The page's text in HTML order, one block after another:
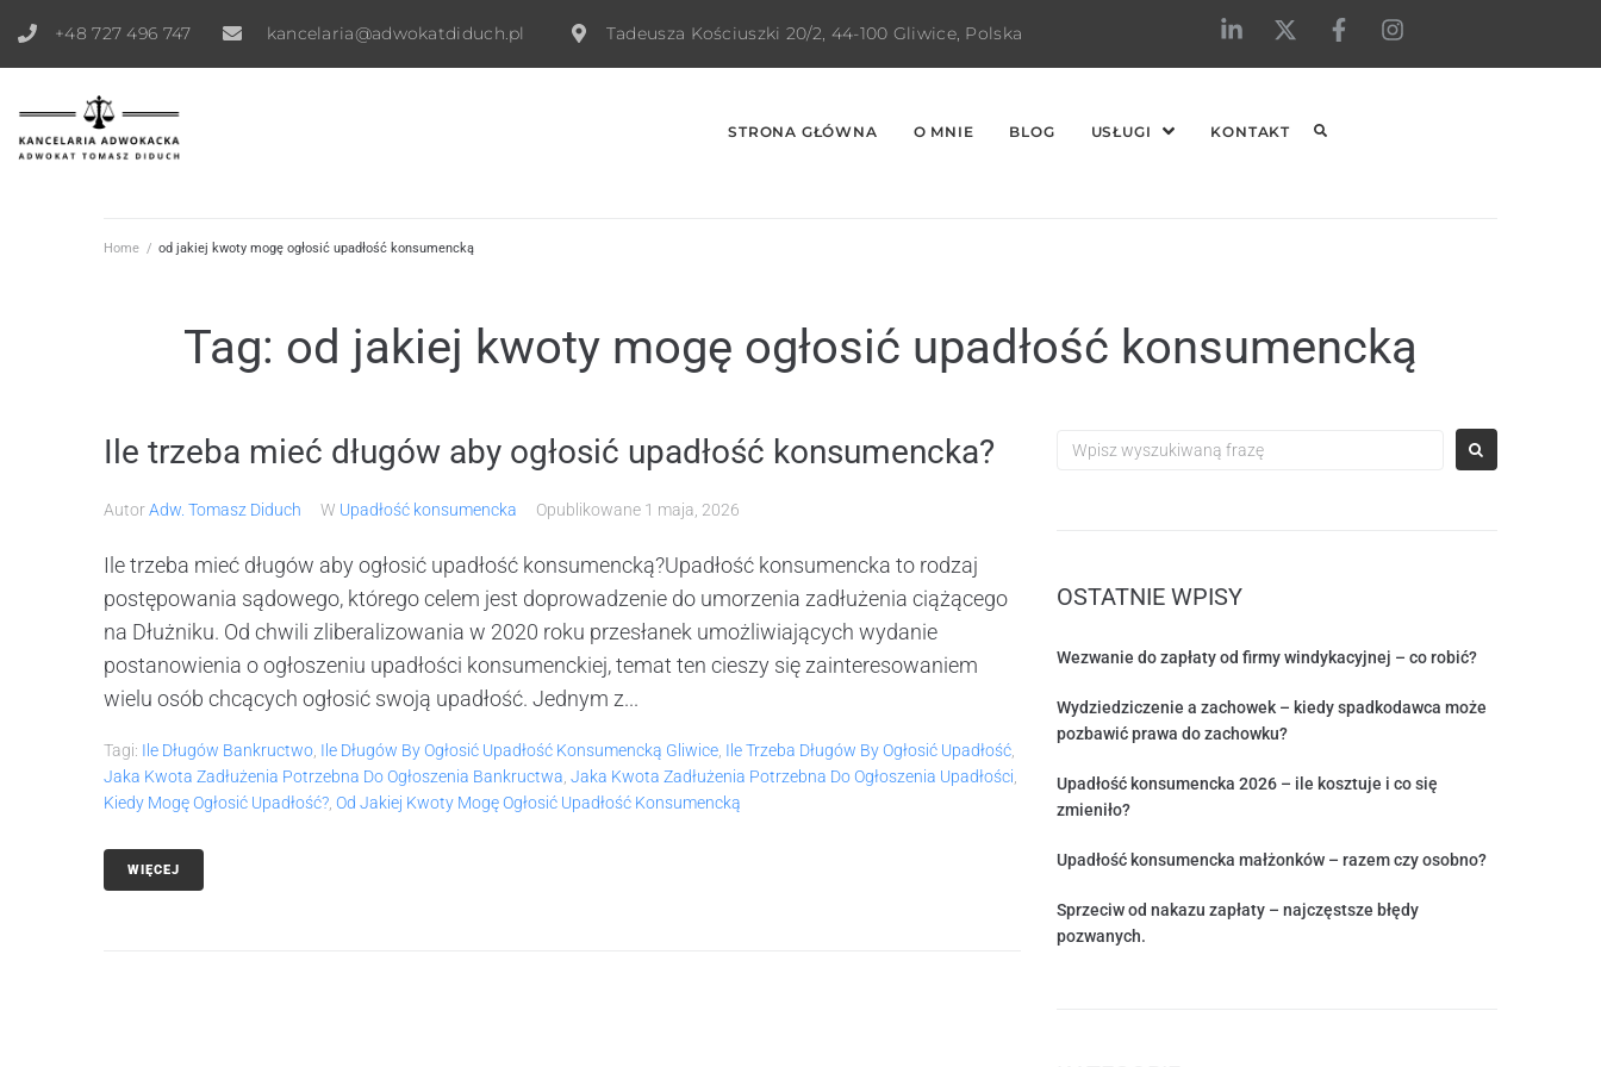
+48 727 496 747 kancelaria@adwokatdiduch.pl Tadeusza Kościuszki 20/2, 44-100 Gliwice, Polska
STRONA GŁÓWNA O MNIE BLOG USŁUGI KONTAKT
Home / od jakiej kwoty mogę ogłosić upadłość konsumencką
Tag: od jakiej kwoty mogę ogłosić upadłość konsumencką
Ile trzeba mieć długów aby ogłosić upadłość konsumencka?
AutorAdw. Tomasz Diduch W Upadłość konsumencka Opublikowane 1 maja, 2026
Ile trzeba mieć długów aby ogłosić upadłość konsumencką?Upadłość konsumencka to rodzaj
postępowania sądowego, którego celem jest doprowadzenie do umorzenia zadłużenia ciążącego
na Dłużniku. Od chwili zliberalizowania w 2020 roku przesłanek umożliwiających wydanie
postanowienia o ogłoszeniu upadłości konsumenckiej, temat ten cieszy się zainteresowaniem
wielu osób chcących ogłosić swoją upadłość. Jednym z...
Tagi: Ile Długów Bankructwo Ile Długów By Ogłosić Upadłość Konsumencką Gliwice Ile Trzeba Długów By Ogłosić Upadłość
Jaka Kwota Zadłużenia Potrzebna Do Ogłoszenia Bankructwa Jaka Kwota Zadłużenia Potrzebna Do Ogłoszenia Upadłości
Kiedy Mogę Ogłosić Upadłość? Od Jakiej Kwoty Mogę Ogłosić Upadłość Konsumencką
WIĘCEJ
OSTATNIE WPISY
Wezwanie do zapłaty od firmy windykacyjnej – co robić?
Wydziedziczenie a zachowek – kiedy spadkodawca może
pozbawić prawa do zachowku?
Upadłość konsumencka 2026 – ile kosztuje i co się
zmieniło?
Upadłość konsumencka małżonków – razem czy osobno?
Sprzeciw od nakazu zapłaty – najczęstsze błędy
pozwanych.